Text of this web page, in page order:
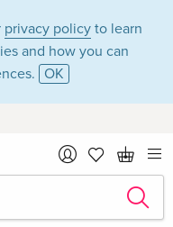
privacy policy to learn
and how you can
OK